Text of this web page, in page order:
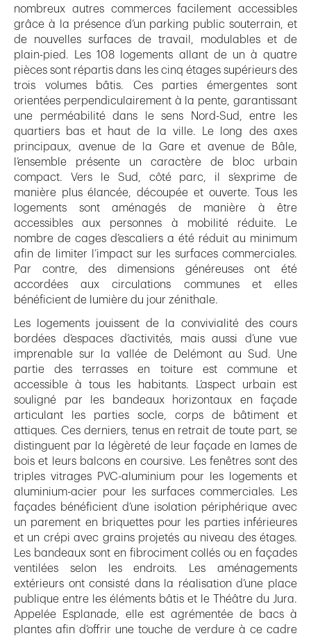
nombreux autres commerces facilement accessibles
grâce à la présence d’un parking public souterrain, et
de nouvelles surfaces de travail, modulables et de
plain-pied. Les 108 logements allant de un à quatre
pièces sont répartis dans les cinq étages supérieurs des
trois volumes bâtis. Ces parties émergentes sont
orientées perpendiculairement à la pente, garantissant
une perméabilité dans le sens Nord-Sud, entre les
quartiers bas et haut de la ville. Le long des axes
principaux, avenue de la Gare et avenue de Bâle,
l’ensemble présente un caractère de bloc urbain
compact. Vers le Sud, côté parc, il s’exprime de
manière plus élancée, découpée et ouverte. Tous les
logements sont aménagés de manière à être
accessibles aux personnes à mobilité réduite. Le
nombre de cages d’escaliers a été réduit au minimum
afin de limiter l’impact sur les surfaces commerciales.
Par contre, des dimensions généreuses ont été
accordées aux circulations communes et elles
bénéficient de lumière du jour zénithale.
Les logements jouissent de la convivialité des cours
bordées d’espaces d’activités, mais aussi d’une vue
imprenable sur la vallée de Delémont au Sud. Une
partie des terrasses en toiture est commune et
accessible à tous les habitants. L’aspect urbain est
souligné par les bandeaux horizontaux en façade
articulant les parties socle, corps de bâtiment et
attiques. Ces derniers, tenus en retrait de toute part, se
distinguent par la légèreté de leur façade en lames de
bois et leurs balcons en coursive. Les fenêtres sont des
triples vitrages PVC-aluminium pour les logements et
aluminium-acier pour les surfaces commerciales. Les
façades bénéficient d’une isolation périphérique avec
un parement en briquettes pour les parties inférieures
et un crépi avec grains projetés au niveau des étages.
Les bandeaux sont en fibrociment collés ou en façades
ventilées selon les endroits. Les aménagements
extérieurs ont consisté dans la réalisation d’une place
publique entre les éléments bâtis et le Théâtre du Jura.
Appelée Esplanade, elle est agrémentée de bacs à
plantes afin d’offrir une touche de verdure à ce cadre